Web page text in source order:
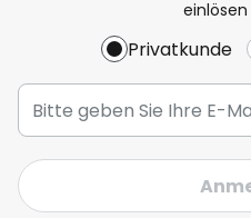
Privatkunde